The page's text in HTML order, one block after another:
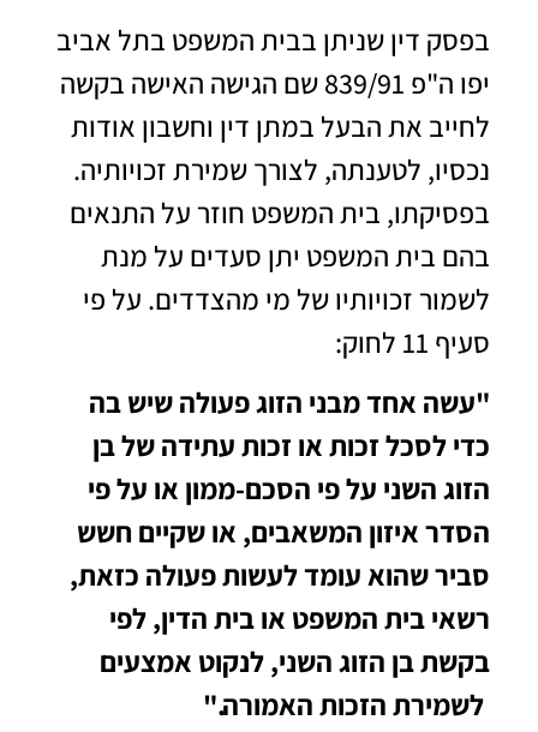
בפסק דין שניתן בבית המשפט בתל אביב
יפו ה"פ 839/91 שם הגישה האישה בקשה
לחייב את הבעל במתן דין וחשבון אודות
נכסיו, לטענתה, לצורך שמירת זכויותיה.
בפסיקתו, בית המשפט חוזר על התנאים
בהם בית המשפט יתן סעדים על מנת
לשמור זכויותיו של מי מהצדדים. על פי
סעיף 11 לחוק:
"עשה אחד מבני הזוג פעולה שיש בה
כדי לסכל זכות או זכות עתידה של בן
הזוג השני על פי הסכם-ממון או על פי
הסדר איזון המשאבים, או שקיים חשש
סביר שהוא עומד לעשות פעולה כזאת,
רשאי בית המשפט או בית הדין, לפי
בקשת בן הזוג השני, לנקוט אמצעים
לשמירת הזכות האמורה."